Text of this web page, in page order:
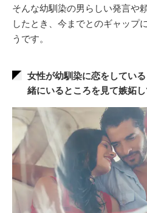
そんな幼馴染の男らしい発言や
したとき、今までとのギャップ
うです。
女性が幼馴染に恋をしてい
緒にいるところを見て嫉妬